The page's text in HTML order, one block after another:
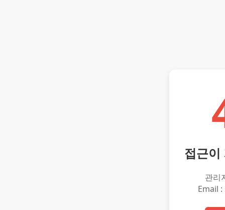
접근이
관리
Email